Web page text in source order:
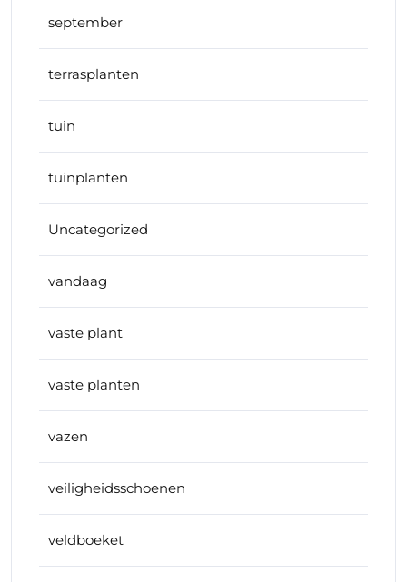
september
terrasplanten
tuin
tuinplanten
Uncategorized
vandaag
vaste plant
vaste planten
vazen
veiligheidsschoenen
veldboeket